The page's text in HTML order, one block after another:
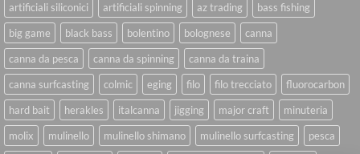
artificiali siliconici
artificiali spinning az trading
bass fishing
big game
black bass bolentino bolognese
canna
canna da pesca
canna da spinning
canna da traina
canna surfcasting
colmic eging filo filo trecciato
fluorocarbon
hard bait
herakles italcanna jigging major craft
minuteria
molix
mulinello mulinello shimano mulinello surfcasting
pesca